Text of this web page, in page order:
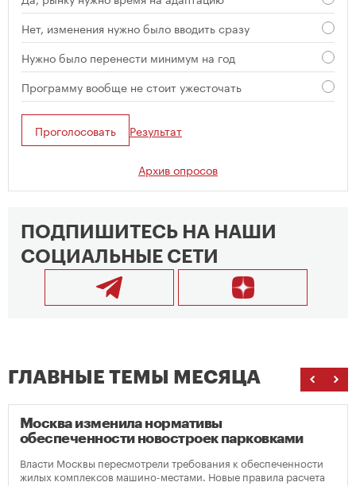
Нет, изменения нужно было вводить сразу
Нужно было перенести минимум на год
Программу вообще не стоит ужесточать
Проголосовать Результат
Архив опросов
ПОДПИШИТЕСЬ НА НАШИ
СОЦИАЛЬНЫЕ СЕТИ
ГЛАВНЫЕ ТЕМЫ МЕСЯЦА
Москва изменила нормативы
обеспеченности новостроек парковками
Власти Москвы пересмотрели требования к обеспеченности
жилых комплексов машино-местами. Новые правила расчета